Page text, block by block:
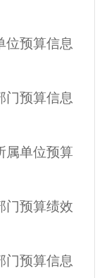
购
公开
录
困
位预算信息
门预算信息
属单位预算
门预算绩效
门预算信息